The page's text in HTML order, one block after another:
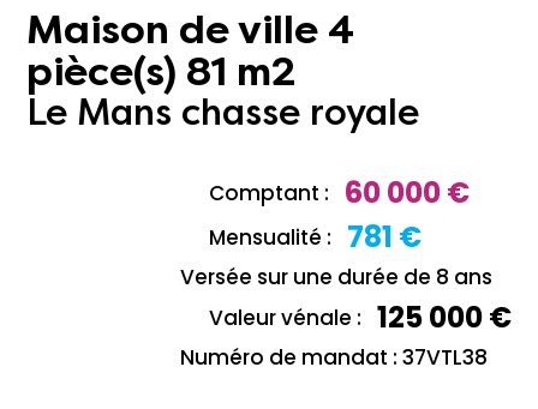
Maison de ville 4
pièce(s) 81 m2
Le Mans chasse royale
Comptant : 60 000 €
Mensualité : 781 €
Versée sur une durée de 8 ans
Valeur vénale : 125 000 €
Numéro de mandat : 37VTL38